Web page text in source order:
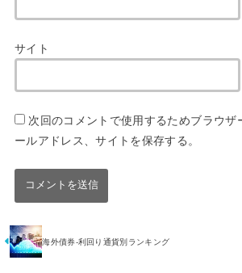
サイト
次回のコメントで使用するためブラウザ
ールアドレス、サイトを保存する。
海外債券-利回り通貨別ランキング